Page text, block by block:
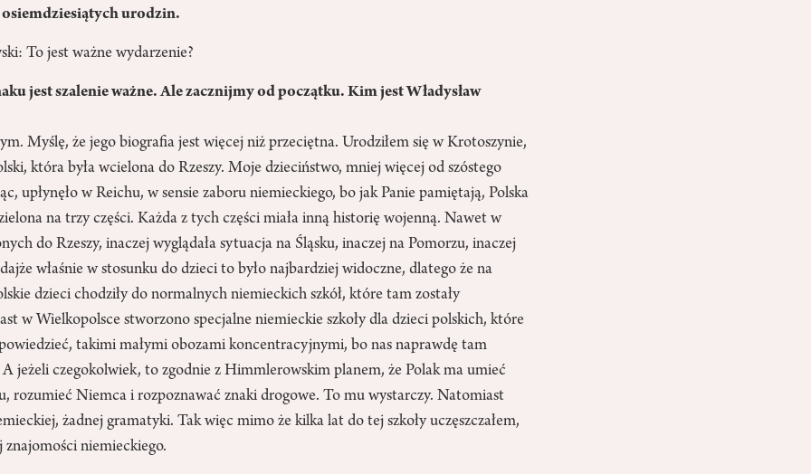
osiemdziesiątych urodzin.
To jest ważne wydarzenie?
jest szalenie ważne. Ale zacznijmy od początku. Kim jest Władysław
Myślę, że jego biografia jest więcej niż przeciętna. Urodziłem się w Krotoszynie,
która była wcielona do Rzeszy. Moje dzieciństwo, mniej więcej od szóstego
upłynęło w Reichu, w sensie zaboru niemieckiego, bo jak Panie pamiętają, Polska
na trzy części. Każda z tych części miała inną historię wojenną. Nawet w
do Rzeszy, inaczej wyglądała sytuacja na Śląsku, inaczej na Pomorzu, inaczej
właśnie w stosunku do dzieci to było najbardziej widoczne, dlatego że na
dzieci chodziły do normalnych niemieckich szkół, które tam zostały
w Wielkopolsce stworzono specjalne niemieckie szkoły dla dzieci polskich, które
takimi małymi obozami koncentracyjnymi, bo nas naprawdę tam
jeżeli czegokolwiek, to zgodnie z Himmlerowskim planem, że Polak ma umieć
rozumieć Niemca i rozpoznawać znaki drogowe. To mu wystarczy. Natomiast
żadnej gramatyki. Tak więc mimo że kilka lat do tej szkoły uczęszczałem,
znajomości niemieckiego.